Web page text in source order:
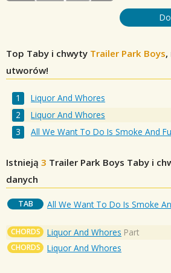
Top Taby i chwyty Trailer Park Boys,
utworów!
Liquor And Whores
Liquor And Whores
All We Want To Do Is Smoke And
Istnieją 3 Trailer Park Boys Taby i
danych
TAB All We Want To Do Is Smoke
CHORDS Liquor And Whores Part
CHORDS Liquor And Whores